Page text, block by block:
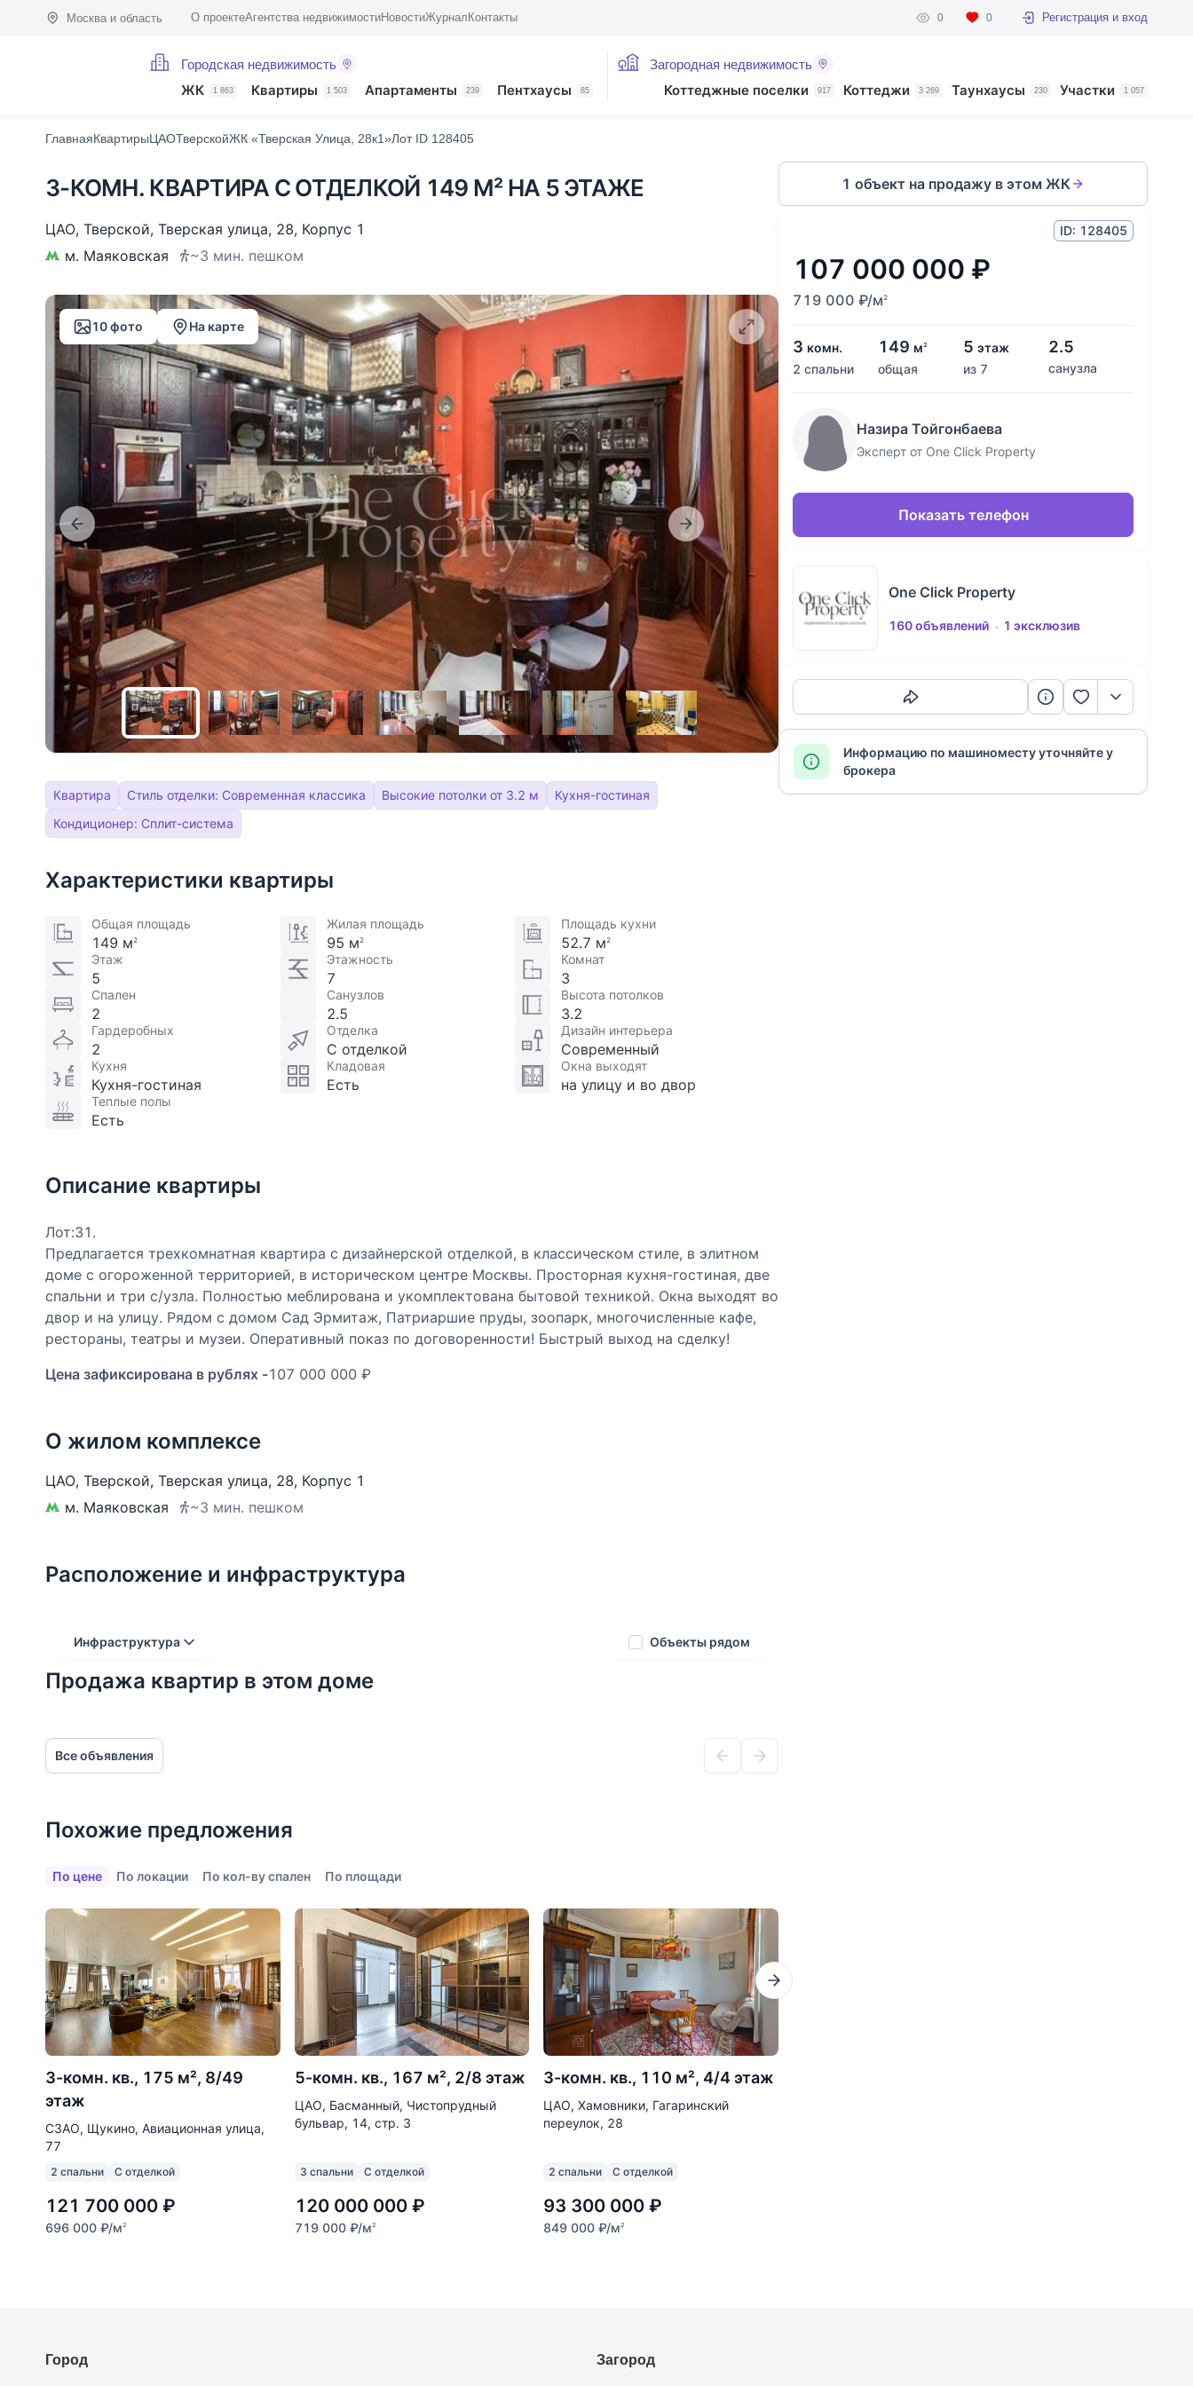
Москва и область О проектеАгентства недвижимостиНовостиЖурнал Контакты 0 0 Регистрация и вход
Городская недвижимость
ЖК 1 863 Квартиры 1 503 Апартаменты 239 Пентхаусы 85
Загородная недвижимость
Коттеджные поселки 917 Коттеджи 3 269 Таунхаусы 230 Участки 1 057
ГлавнаяКвартирыЦАОТверскойЖК «Тверская Улица, 28к1»Лот ID 128405
3-КОМН. КВАРТИРА С ОТДЕЛКОЙ 149 М² НА 5 ЭТАЖЕ
ЦАО, Тверской, Тверская улица, 28, Корпус 1
м. Маяковская
~3 мин. пешком
10 фото На карте
Квартира Стиль отделки: Современная классика Высокие потолки от 3.2 м
Кухня-гостиная
Кондиционер: Сплит-система
Характеристики квартиры
Общая площадь
149 м 2
Жилая площадь
95 м 2
Площадь кухни
52.7 м2
Этаж
5
Этажность
7
Комнат
3
Спален
2
Санузлов
2.5
Высота потолков
3.2
Гардеробных
2
Отделка
С отделкой
Дизайн интерьера
Современный
Кухня
Кухня-гостиная
Кладовая
Есть
Окна выходят
на улицу и во двор
Теплые полы
Есть
Описание квартиры
Лот:31.
Предлагается трехкомнатная квартира с дизайнерской отделкой, в классическом стиле, в элитном
доме с огороженной территорией, в историческом центре Москвы. Просторная кухня-гостиная, две
спальни и три с/узла. Полностью меблирована и укомплектована бытовой техникой. Окна выходят во
двор и на улицу. Рядом с домом Сад Эрмитаж, Патриаршие пруды, зоопарк, многочисленные кафе,
рестораны, театры и музеи. Оперативный показ по договоренности! Быстрый выход на сделку!
Цена зафиксирована в рублях -107 000 000 ₽
О жилом комплексе
ЦАО, Тверской, Тверская улица, 28, Корпус 1
м. Маяковская
~3 мин. пешком
Расположение и инфраструктура
Инфраструктура
Расстояние от объекта
Детские сады
Больницы
Салоны красоты
Торговые центры
Фитнесы
Ветеринарные клиники
Все объекты
Объекты рядом
Продажа квартир в этом доме
Все объявления
Похожие предложения
По цене По локации По кол-ву спален По площади
3-комн. кв., 175 м², 8/49
этаж
СЗАО, Щукино, Авиационная улица,
77
2 спальни С отделкой
121 700 000 ₽
696 000 ₽/м2
5-комн. кв., 167 м², 2/8 этаж
ЦАО, Басманный, Чистопрудный
бульвар, 14, стр. 3
3 спальни С отделкой
120 000 000 ₽
719 000 ₽/м2
3-комн. кв., 110 м², 4/4 этаж
ЦАО, Хамовники, Гагаринский
переулок, 28
2 спальни С отделкой
93 300 000 ₽
849 000 ₽/м2
1 объект на продажу в этом ЖК
ID: 128405
107 000 000 ₽
719 000 ₽/м2
3 комн.
2 спальни
149 м2
общая
5 этаж
из 7
2.5
санузла
Назира Тойгонбаева
Эксперт от One Click Property
Показать телефон
One Click Property
160 объявлений
1 эксклюзив
Информацию по машиноместу уточняйте у
брокера
ХарактеристикиОписаниеО домеНа карте
Город Загород